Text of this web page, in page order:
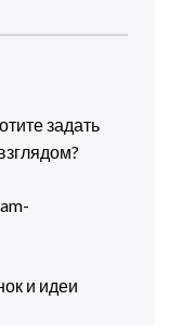
задать
и идеи